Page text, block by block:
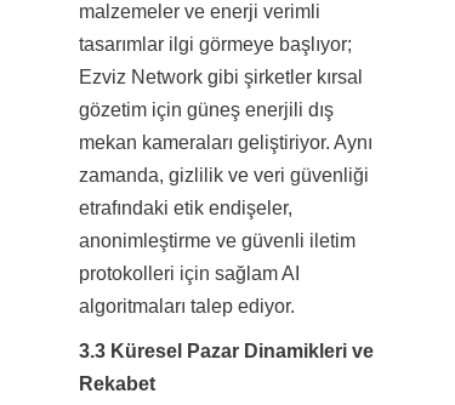
malzemeler ve enerji verimli
tasarımlar ilgi görmeye başlıyor;
Ezviz Network gibi şirketler kırsal
gözetim için güneş enerjili dış
mekan kameraları geliştiriyor. Aynı
zamanda, gizlilik ve veri güvenliği
etrafındaki etik endişeler,
anonimleştirme ve güvenli iletim
protokolleri için sağlam AI
algoritmaları talep ediyor.
3.3 Küresel Pazar Dinamikleri ve
Rekabet